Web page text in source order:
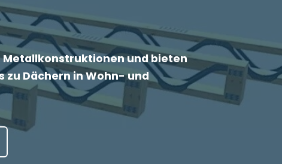
Metallkonstruktionen und bieten
Dächern in Wohn- und